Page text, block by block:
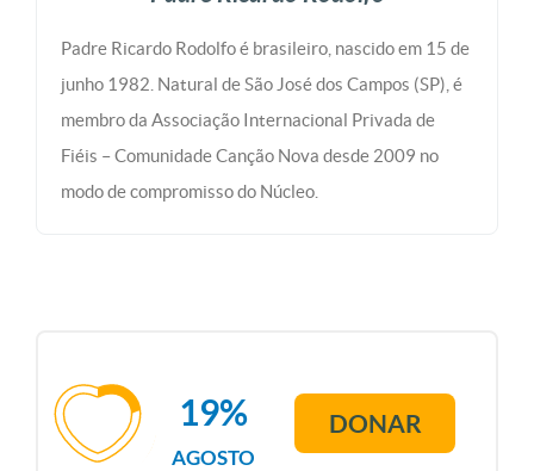
Padre Ricardo Rodolfo é brasileiro, nascido em 15 de
junho 1982. Natural de São José dos Campos (SP), é
membro da Associação Internacional Privada de
Fiéis – Comunidade Canção Nova desde 2009 no
modo de compromisso do Núcleo.
AGOSTO
19% DONAR